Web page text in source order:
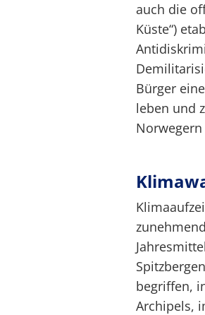
auch die
Küste“)
Bürger
leben und
begriffen,
Archipels,